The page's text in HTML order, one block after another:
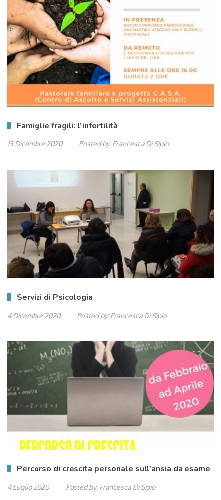
Famiglie fragili: l’infertilità
13 Dicembre 2020 Posted by: Francesca Di Sipio
Servizi di Psicologia
4 Dicembre 2020 Posted by: Francesca Di Sipio
Percorso di crescita personale sull’ansia da esame
4 Luglio 2020 Posted by: Francesca Di Sipio